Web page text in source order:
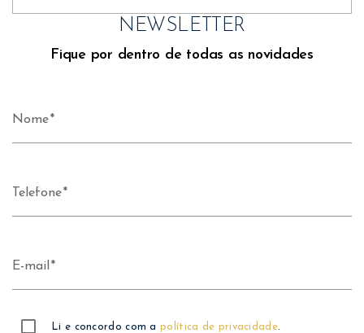
NEWSLETTER
Fique por dentro de todas as novidades
Nome
Telefone
E-mail
Li e concordo com apolítica de privacidade.